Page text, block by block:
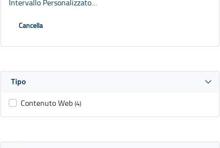
Intervallo Personalizzato…
Cancella
Tipo
Contenuto Web (4)